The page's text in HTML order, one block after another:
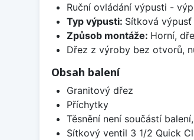
Ruční ovládání výpusti -
Typ výpusti: Sítková výpusť
Způsob montáže: Horní,
Dřez z výroby bez otvorů,
Obsah balení
Granitový dřez
Příchytky
Těsnění není součástí
Sítkový ventil 3 1/2 Quick